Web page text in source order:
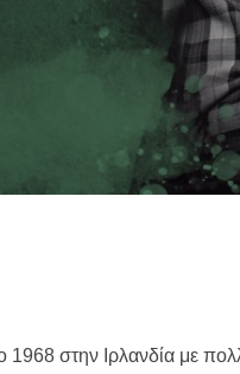
1968 στην Ιρλανδία με